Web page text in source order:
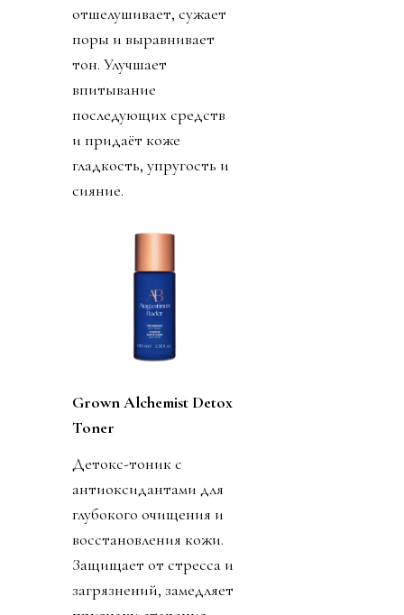
отшелушивает, сужает
поры и выравнивает
тон. Улучшает
впитывание
последующих средств
и придаёт коже
гладкость, упругость и
сияние.
Grown Alchemist Detox
Toner
Детокс-тоник с
антиоксидантами для
глубокого очищения и
восстановления кожи.
Защищает от стресса и
загрязнений, замедляет